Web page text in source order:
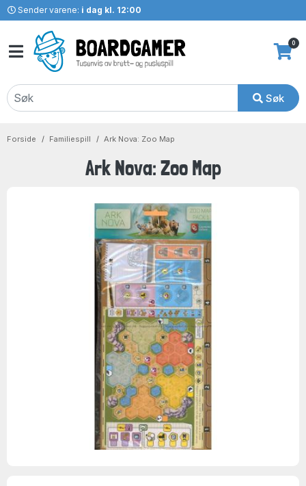
Sender varene: i dag kl. 12:00
Søk
0
Forside Familiespill Ark Nova: Zoo Map
Ark Nova: Zoo Map